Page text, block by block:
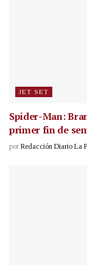
JET SET
Spider-Man:
primer fin de
por Redacción Diario La